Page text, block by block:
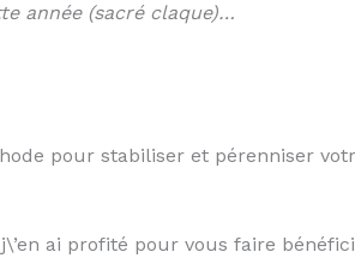
année (sacré claque)…
pour stabiliser et pérenniser
ai profité pour vous faire